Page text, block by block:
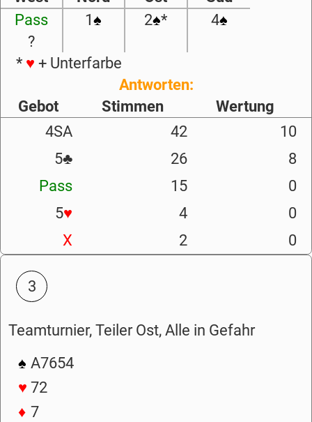
Pass
1♠ 2♠* 4♠
?
* ♥ + Unterfarbe
Antworten:
Gebot
Stimmen
Wertung
4SA
42
10
5♣ 26
8
Pass
15
0
5♥ 4
0
X
2 0
3
Teamturnier, Teiler Ost, Alle in Gefahr
♠ A7654
♥ 72
♦ 7